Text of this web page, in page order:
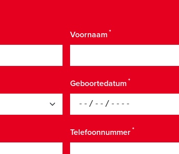
Voornaam
Geboortedatum
Telefoonnummer